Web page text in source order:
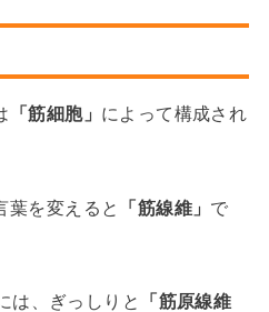
「筋細胞」 によって構成され
葉を変えると 「筋線維」 で
は、ぎっしりと
「筋原線維